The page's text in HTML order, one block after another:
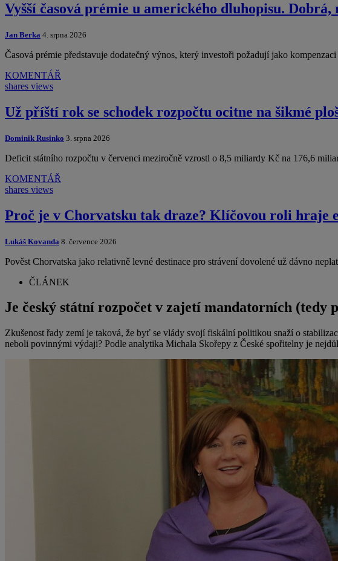
Vyšší časová prémie u amerického dluhopisu.
Jan Berka 4. srpna 2026
Časová prémie představuje dodatečný výnos, který investoři požadují jako
KOMENTÁŘ
shares views
Už příští rok se schodek rozpočtu ocitne na šikmé
Dominik Rusinko 3. srpna 2026
Deficit státního rozpočtu v červenci meziročně vzrostl o 8,5 miliardy Kč na 176,6
KOMENTÁŘ
shares views
Proč je v Chorvatsku tak draze? Klíčovou roli hraje
Lukáš Kovanda 8. července 2026
Pověst Chorvatska jako relativně levné destinace pro strávení dovolené už dávno
ČLÁNEK
Je český státní rozpočet v zajetí mandatorních (tedy
Zkušenost řady zemí je taková, že byť se vlády svojí fiskální politikou snaží o
neboli povinnými výdaji? Podle analytika Michala Skořepy z České spořitelny je